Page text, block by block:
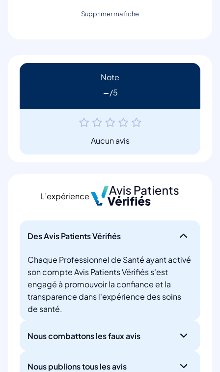
Supprimer ma fiche
Note
-
Aucun avis
L’expérience
Des Avis Patients Vérifiés
Chaque Professionnel de Santé ayant activé
son compte Avis Patients Vérifiés s'est
engagé à promouvoir la confiance et la
transparence dans l'expérience des soins
de santé.
Nous combattons les faux avis
Nous publions tous les avis